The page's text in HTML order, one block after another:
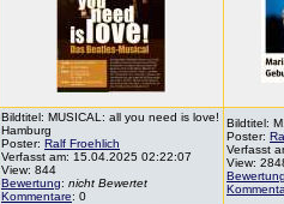
Bildtitel: MUSICAL: all you need is love!
Hamburg
Poster: Ralf Froehlich
Verfasst am: 15.04.2025 02:22:07
View: 844
Bewertung: nicht Bewertet
Kommentare: 0
Bildtitel:
Poster:
Verfasst
View: